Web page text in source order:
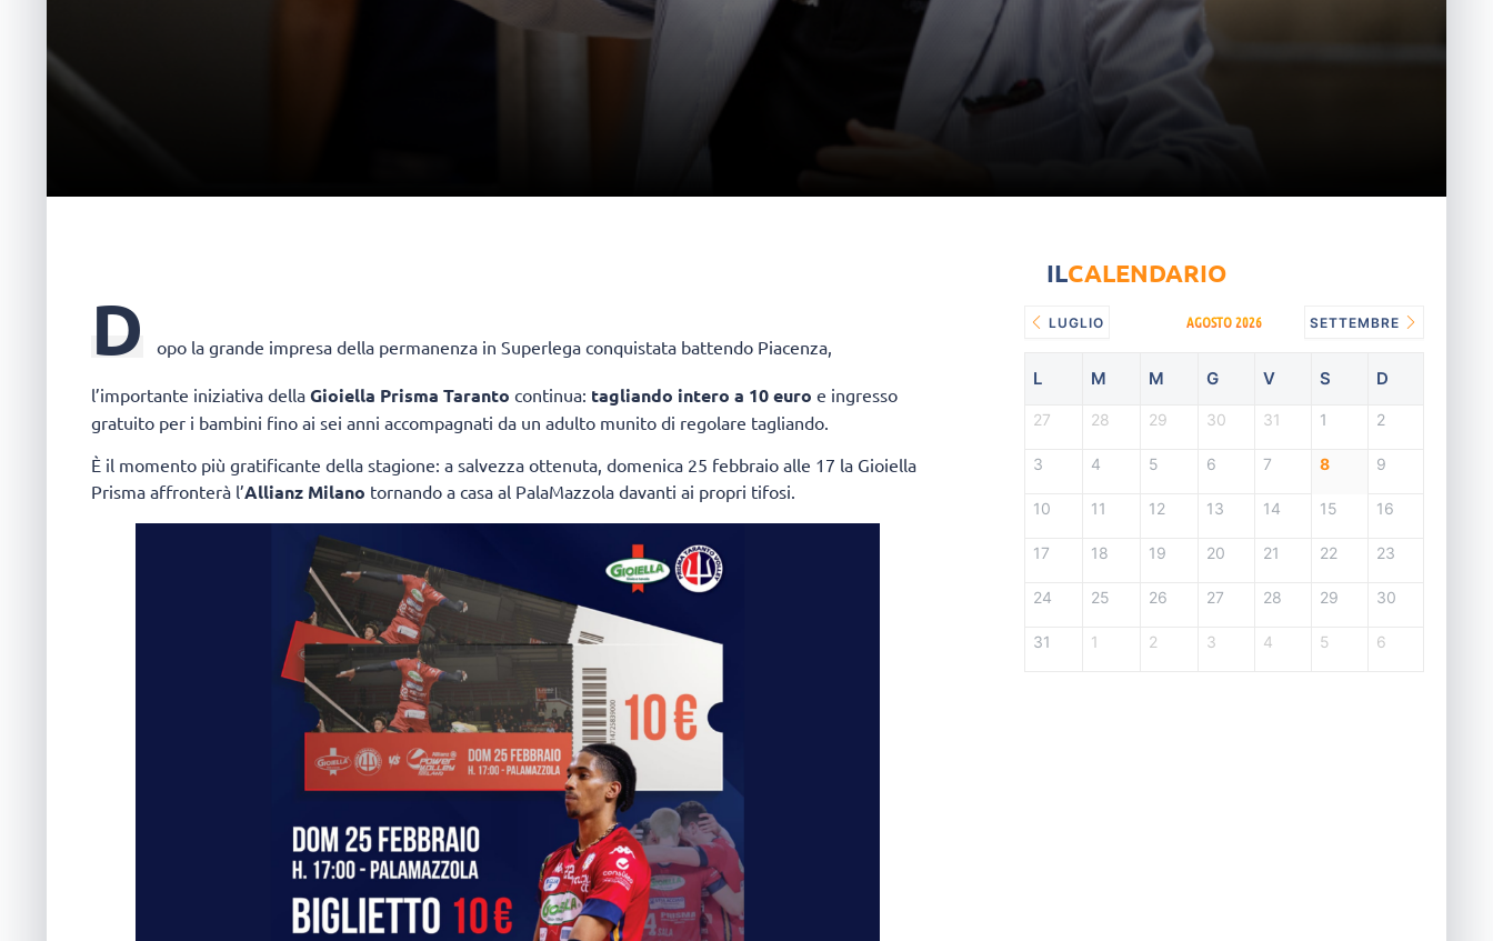
D opo la grande impresa della permanenza in Superlega conquistata battendo Piacenza,
l’importante iniziativa della Gioiella Prisma Taranto continua: tagliando intero a 10 euro e ingresso
gratuito per i bambini fino ai sei anni accompagnati da un adulto munito di regolare tagliando.
È il momento più gratificante della stagione: a salvezza ottenuta, domenica 25 febbraio alle 17 la Gioiella
Prisma affronterà l’Allianz Milano tornando a casa al PalaMazzola davanti ai propri tifosi.
ILCALENDARIO
LUGLIO AGOSTO 2026 SETTEMBRE
L M M G V S D
27 28 29 30 31 1 2
3 4 5 6 7 8 9
10 11 12 13 14 15 16
17 18 19 20 21 22 23
24 25 26 27 28 29 30
31 1 2 3 4 5 6